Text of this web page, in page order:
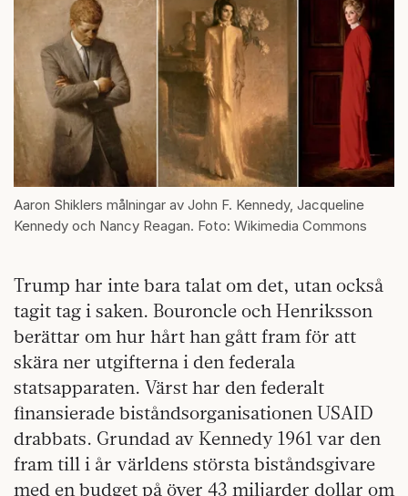
Aaron Shiklers målningar av John F. Kennedy, Jacqueline
Kennedy och Nancy Reagan. Foto: Wikimedia Commons
Trump har inte bara talat om det, utan också
tagit tag i saken. Bouroncle och Henriksson
berättar om hur hårt han gått fram för att
skära ner utgifterna i den federala
statsapparaten. Värst har den federalt
finansierade biståndsorganisationen USAID
drabbats. Grundad av Kennedy 1961 var den
fram till i år världens största biståndsgivare
med en budget på över 43 miljarder dollar om